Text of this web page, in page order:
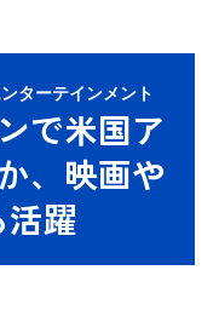
ターテインメント
で米国ア
、映画や
活躍